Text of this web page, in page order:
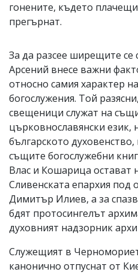
гонените, където
прегърнат.
За да разсее ширещите
Арсений внесе важни
относно самия характер
богослужения. Той
свещеници служат на
църковнославянски език,
българското
същите богослужебни
Влас и Кошарица остават
Сливенската епархия под
Димитър Илиев, а за
бдят протосингелът
духовният надзорник
Служещият в
канонично отпуснат от